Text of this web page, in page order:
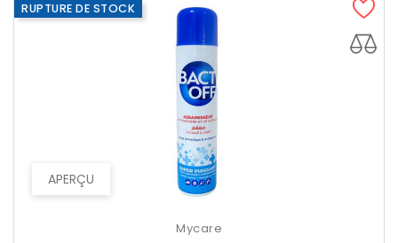
APERÇU
RUPTURE DE STOCK
Mycare